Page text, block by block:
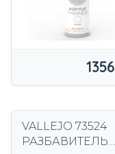
1356
VALLEJO 73524
РАЗБАВИТЕЛЬ